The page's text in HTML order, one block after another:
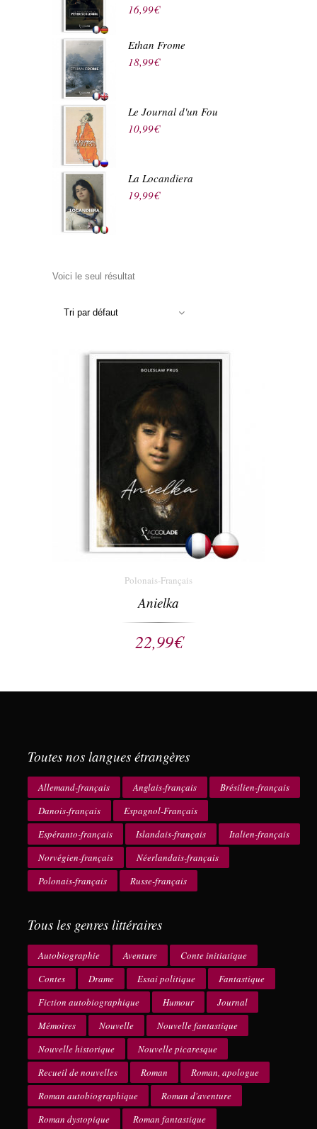
16,99€
Ethan Frome
18,99€
Le Journal d'un Fou
10,99€
La Locandiera
19,99€
Voici le seul résultat
Tri par défaut
Polonais-Français
Anielka
22,99€
Toutes nos langues étrangères
Allemand-français Anglais-français
Brésilien-français
Danois-français
Espagnol-Français
Espéranto-français
Islandais-français
Italien-français
Norvégien-français
Néerlandais-français
Polonais-français
Russe-français
Tous les genres littéraires
Autobiographie Aventure
Conte initiatique
Contes
Drame Essai politique
Fantastique
Fiction autobiographique
Humour
Journal
Mémoires
Nouvelle
Nouvelle fantastique
Nouvelle historique
Nouvelle picaresque
Recueil de nouvelles
Roman
Roman, apologue
Roman autobiographique
Roman d'aventure
Roman dystopique
Roman fantastique